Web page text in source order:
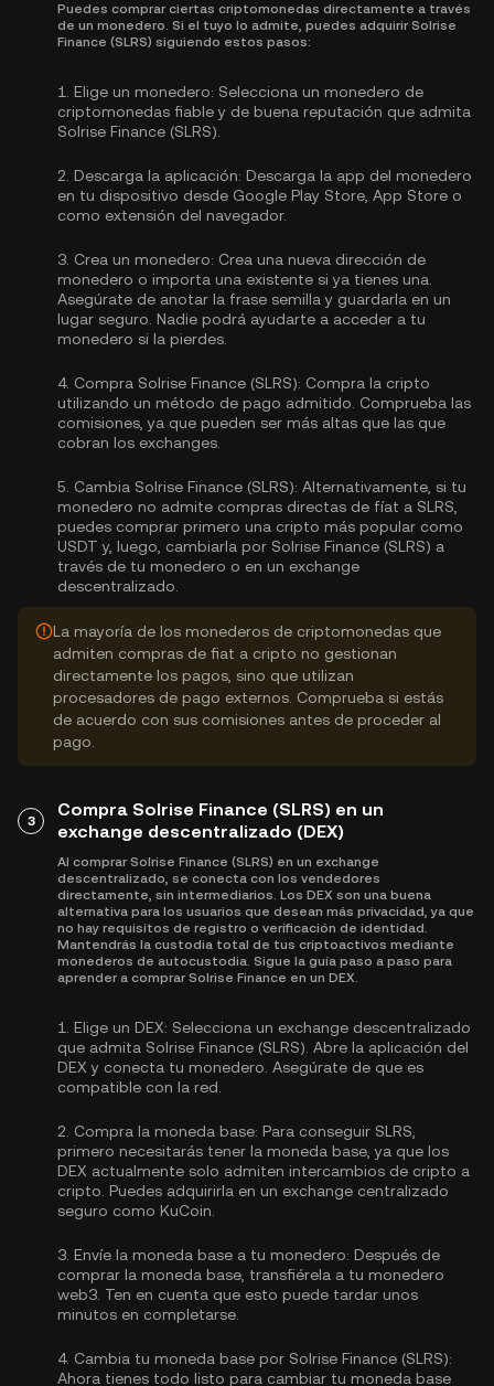
Puedes comprar ciertas criptomonedas directamente a través
de un monedero. Si el tuyo lo admite, puedes adquirir Solrise
Finance (SLRS) siguiendo estos pasos:
1. Elige un monedero: Selecciona un monedero de
criptomonedas fiable y de buena reputación que admita
Solrise Finance (SLRS).
2. Descarga la aplicación: Descarga la app del monedero
en tu dispositivo desde Google Play Store, App Store o
como extensión del navegador.
3. Crea un monedero: Crea una nueva dirección de
monedero o importa una existente si ya tienes una.
Asegúrate de anotar la frase semilla y guardarla en un
lugar seguro. Nadie podrá ayudarte a acceder a tu
monedero si la pierdes.
4. Compra Solrise Finance (SLRS): Compra la cripto
utilizando un método de pago admitido. Comprueba las
comisiones, ya que pueden ser más altas que las que
cobran los exchanges.
5. Cambia Solrise Finance (SLRS): Alternativamente, si tu
monedero no admite compras directas de fíat a SLRS,
puedes comprar primero una cripto más popular como
USDT y, luego, cambiarla por Solrise Finance (SLRS) a
través de tu monedero o en un exchange
descentralizado.
La mayoría de los monederos de criptomonedas que
admiten compras de fiat a cripto no gestionan
directamente los pagos, sino que utilizan
procesadores de pago externos. Comprueba si estás
de acuerdo con sus comisiones antes de proceder al
pago.
3
Compra Solrise Finance (SLRS) en un
exchange descentralizado (DEX)
Al comprar Solrise Finance (SLRS) en un exchange
descentralizado, se conecta con los vendedores
directamente, sin intermediarios. Los DEX son una buena
alternativa para los usuarios que desean más privacidad, ya que
no hay requisitos de registro o verificación de identidad.
Mantendrás la custodia total de tus criptoactivos mediante
monederos de autocustodia. Sigue la guía paso a paso para
aprender a comprar Solrise Finance en un DEX.
1. Elige un DEX: Selecciona un exchange descentralizado
que admita Solrise Finance (SLRS). Abre la aplicación del
DEX y conecta tu monedero. Asegúrate de que es
compatible con la red.
2. Compra la moneda base: Para conseguir SLRS,
primero necesitarás tener la moneda base, ya que los
DEX actualmente solo admiten intercambios de cripto a
cripto. Puedes adquirirla en un exchange centralizado
seguro como KuCoin.
3. Envíe la moneda base a tu monedero: Después de
comprar la moneda base, transfiérela a tu monedero
web3. Ten en cuenta que esto puede tardar unos
minutos en completarse.
4. Cambia tu moneda base por Solrise Finance (SLRS):
Ahora tienes todo listo para cambiar tu moneda base